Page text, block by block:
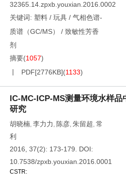
32365.14.zpxb.youxian.2016.0002
关键词: 塑料 / 玩具 / 气相色谱-
质谱（GC/MS）
/ 致敏性芳香
剂
摘要(1057)
PDF[2776KB](1133)
IC-MC-ICP-MS测量环境水样
研究
胡晓楠, 李力力 , 陈彦, 朱留超 , 常
利
2016, 37(2): 173-179.
DOI:
10.7538/zpxb.youxian.2016.0001
CSTR: